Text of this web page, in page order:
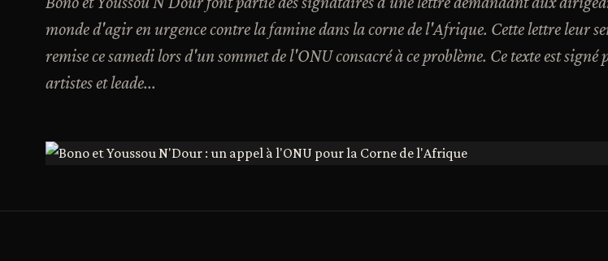
monde d'agir en urgence contre la famine dans la corne de l'Afrique. Cette lettre leur
remise ce samedi lors d'un sommet de l'ONU consacré à ce problème. Ce texte est signé
artistes et leade...